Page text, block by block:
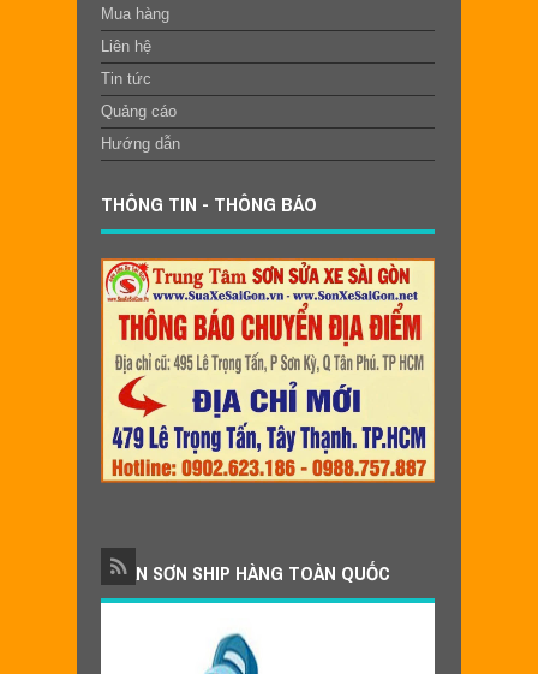
Mua hàng
Liên hệ
Tin tức
Quảng cáo
Hướng dẫn
THÔNG TIN - THÔNG BÁO
NHẬN SƠN SHIP HÀNG TOÀN QUỐC